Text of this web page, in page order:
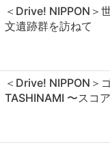
＜Drive! NIPPON＞
文遺跡群を訪ねて
＜Drive! NIPPON＞
TASHINAMI 〜スコ